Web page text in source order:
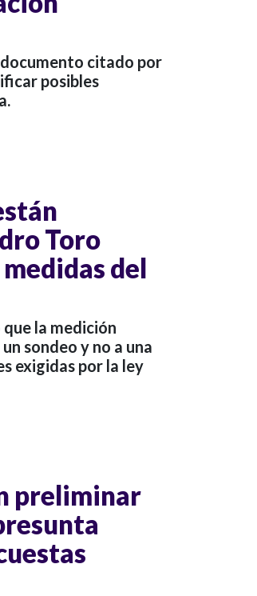
citado por
posibles
Toro
del
la medición
sondeo y no a una
exigidas por la ley
preliminar